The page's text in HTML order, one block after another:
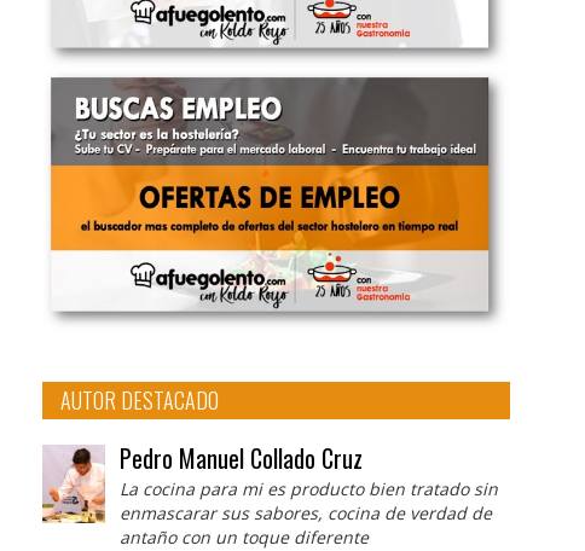
AUTOR DESTACADO
Pedro Manuel Collado Cruz
La cocina para mi es producto bien tratado sin
enmascarar sus sabores, cocina de verdad de
antaño con un toque diferente